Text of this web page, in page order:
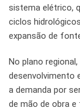
sistema elétrico,
ciclos
expansão de
No plano
desenvolvimento
a demanda por
de mão de obra